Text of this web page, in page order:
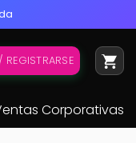
REGISTRARSE
Corporativas